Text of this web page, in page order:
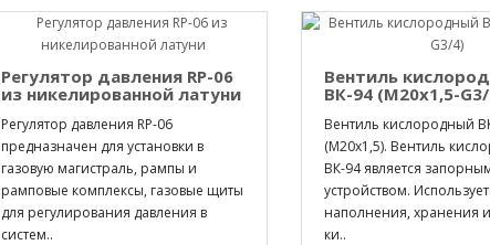
Регулятор давления RP-06
из никелированной латуни
Регулятор давления RP-06
предназначен для установки в
газовую магистраль, рампы и
рамповые комплексы, газовые щиты
для регулирования давления в
систем..
Вентиль
ВК-94 (М20х1,5-
Вентиль кислородный
(М20х1,5). Вентиль
ВК-94 является
устройством.
наполнения, хранения
ки..